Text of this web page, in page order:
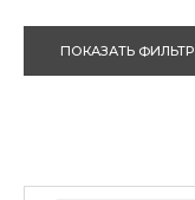
ПОКАЗАТЬ ФИЛЬТР